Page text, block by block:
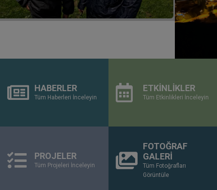
HABERLER
Tüm Haberleri İnceleyin
ETKİNLİKLER
Tüm Etkinlikleri İnceleyin
PROJELER
Tüm Projeleri İnceleyin
FOTOĞRAF
GALERİ
Tüm Fotoğrafları
Görüntüle